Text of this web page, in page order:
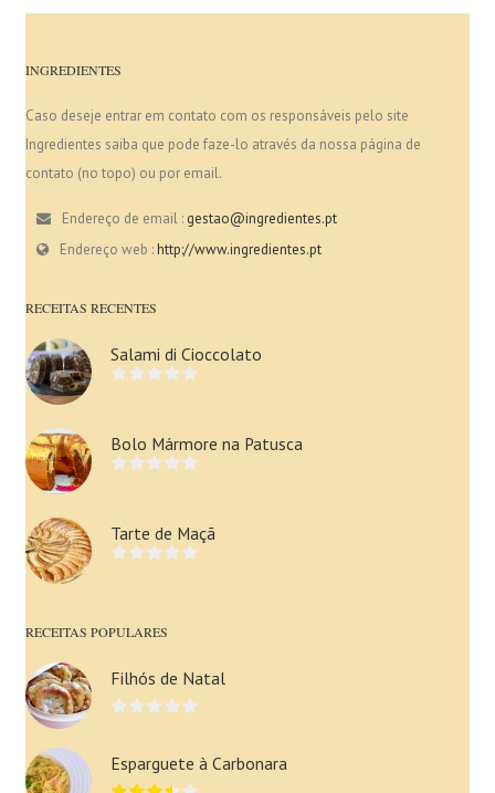
INGREDIENTES
Caso deseje entrar em contato com os responsáveis pelo site
Ingredientes saiba que pode faze-lo através da nossa página de
contato (no topo) ou por email.
Endereço de email : gestao@ingredientes.pt
Endereço web :http://www.ingredientes.pt
RECEITAS RECENTES
Salami di Cioccolato
Bolo Mármore na Patusca
Tarte de Maçã
RECEITAS POPULARES
Filhós de Natal
Esparguete à Carbonara